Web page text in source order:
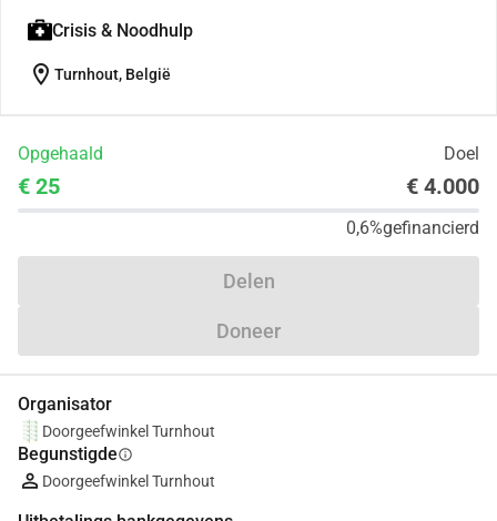
Crisis & Noodhulp
location_on Turnhout, België
Opgehaald Doel
€ 25 € 4.000
0,6%gefinancierd
Delen
Doneer
Organisator
Doorgeefwinkel Turnhout
Begunstigdeinfo
Doorgeefwinkel Turnhout